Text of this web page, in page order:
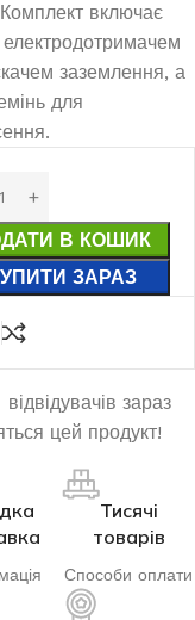
включає
електродотримачем
заземлення, а
для
В КОШИК
ЗАРАЗ
відвідувачів зараз
цей продукт!
Тисячі
товарів
Способи оплати